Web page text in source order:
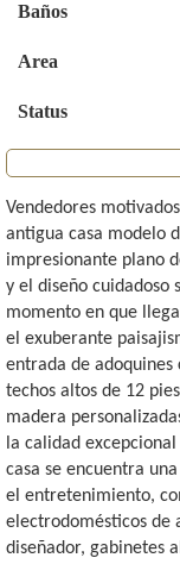
Baños
Area
Status
Vendedores
antigua casa modelo
impresionante plano
y el diseño cuidadoso
momento en que
el exuberante
entrada de
techos altos de 12
madera
la calidad
casa se encuentra
el entretenimiento,
electrodomésticos de
diseñador, gabinetes